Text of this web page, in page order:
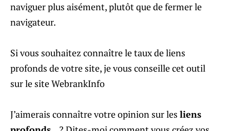
naviguer plus aisément, plutôt que de fermer le
navigateur.
Si vous souhaitez connaître le taux de liens
profonds de votre site, je vous conseille cet outil
sur le site WebrankInfo
J’aimerais connaître votre opinion sur les liens